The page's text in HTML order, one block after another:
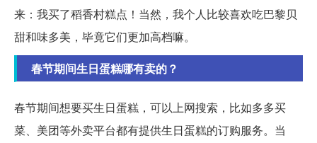
来：我买了稻香村糕点！当然，我个人比较喜欢吃巴黎贝
甜和味多美，毕竟它们更加高档嘛。
春节期间生日蛋糕哪有卖的？
春节期间想要买生日蛋糕，可以上网搜索，比如多多买
菜、美团等外卖平台都有提供生日蛋糕的订购服务。当